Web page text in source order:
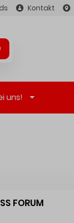
Kontakt
uns!
FORUM